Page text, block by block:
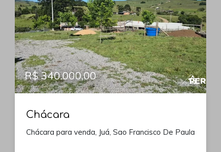
R$ 340.000,00
Chácara
Chácara para venda, Juá, Sao Francisco De Paula